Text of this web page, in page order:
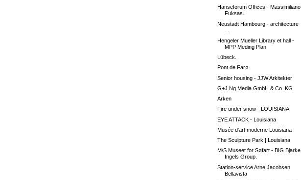
Hanseforum Offices - Massimiliano
Fuksas.
Neustadt Hambourg - architecture
Hengeler Mueller Library et hall -
MPP Meding Plan
Lübeck.
Pont de Farø
Senior housing - JJW Arkitekter
G+J Ng Media GmbH & Co. KG
Arken
Fire under snow - LOUISIANA
EYE ATTACK - Louisiana
Musée d'art moderne Louisiana
The Sculpture Park | Louisiana
M/S Museet for Søfart - BIG Bjarke
Ingels Group.
Station-service Arne Jacobsen
Bellavista